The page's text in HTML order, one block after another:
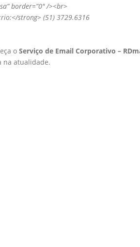
border=”0″ /><br>
strong> (51) 3729.6316
o Serviço de Email Corporativo –
na atualidade.